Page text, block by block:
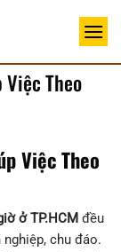
Việc Theo
Việc Theo
ở TP.HCM đều
chu đáo.